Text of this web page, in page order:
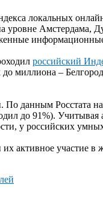
локальных
уровне Амстердама,
российский
миллиона –
По данным Росстата
до 91%).
у российских
активное участие в